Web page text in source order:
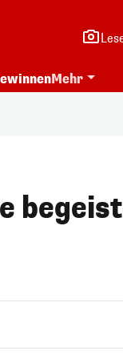
Mehr